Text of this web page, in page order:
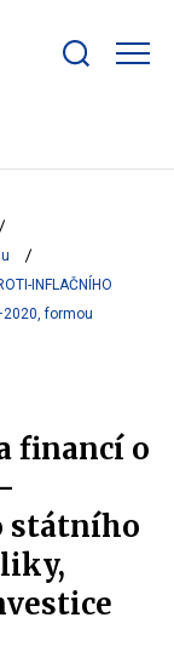
INFLAČNÍHO
formou
financí o
státního